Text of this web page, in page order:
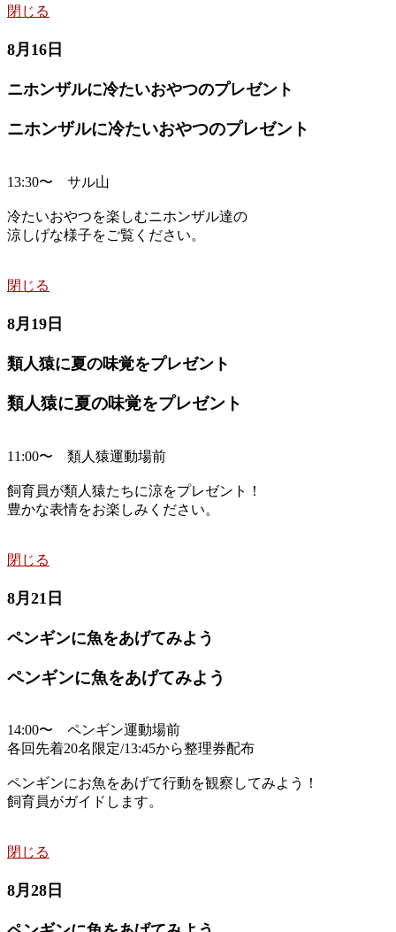
閉じる
8月16日
ニホンザルに冷たいおやつのプレゼント
ニホンザルに冷たいおやつのプレゼント
13:30〜 サル山
冷たいおやつを楽しむニホンザル達の
涼しげな様子をご覧ください。
閉じる
8月19日
類人猿に夏の味覚をプレゼント
類人猿に夏の味覚をプレゼント
11:00〜 類人猿運動場前
飼育員が類人猿たちに涼をプレゼント！
豊かな表情をお楽しみください。
閉じる
8月21日
ペンギンに魚をあげてみよう
ペンギンに魚をあげてみよう
14:00〜 ペンギン運動場前
各回先着20名限定/13:45から整理券配布
ペンギンにお魚をあげて行動を観察してみよう！
飼育員がガイドします。
閉じる
8月28日